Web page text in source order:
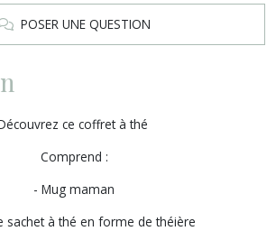
POSER UNE QUESTION
ce coffret à thé
Comprend :
- Mug maman
sachet à thé en forme de théière